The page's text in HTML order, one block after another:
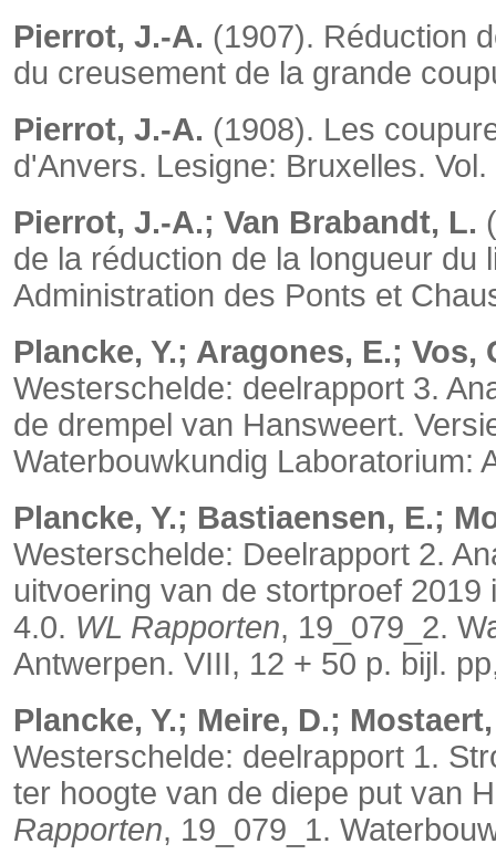
Pierrot, J.-A. (1907). Réduction
du creusement de la grande
Pierrot, J.-A. (1908). Les
d'Anvers. Lesigne: Bruxelles.
Pierrot, J.-A.; Van Brabandt, L.
de la réduction de la longueur
Administration des Ponts et
Plancke, Y.; Aragones, E.; Vos,
Westerschelde: deelrapport 3.
de drempel van Hansweert.
Waterbouwkundig Laboratorium:
Plancke, Y.; Bastiaensen, E.;
Westerschelde: Deelrapport 2.
uitvoering van de stortproef
4.0. WL Rapporten, 19_079_2.
Antwerpen. VIII, 12 + 50 p. bijl.
Plancke, Y.; Meire, D.; Mostaert,
Westerschelde: deelrapport 1.
ter hoogte van de diepe put van
Rapporten, 19_079_1.